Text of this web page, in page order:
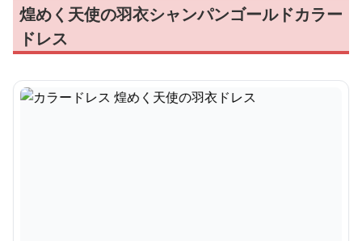
煌めく天使の羽衣シャンパンゴールドカラー
ドレス